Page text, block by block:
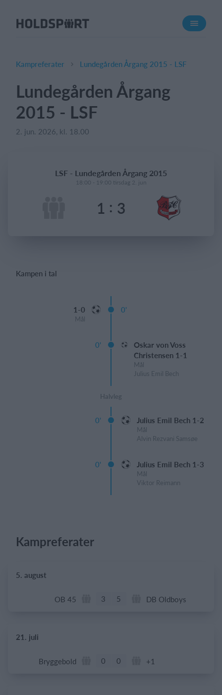
Om Holdsport
Presseomtale
Funktioner
Kalender
Webshop
Kampreferater Lundegården Årgang 2015 - LSF
Lundegården Årgang
2015 - LSF
2. jun. 2026, kl. 18.00
LSF - Lundegården Årgang 2015
18:00 - 19:00 tirsdag 2. jun
1 : 3
Kampen i tal
1-0
Mål
0'
0'
Oskar von Voss
Christensen 1-1
Mål
Julius Emil Bech
Halvleg
0' Julius Emil Bech 1-2
Mål
Alvin Rezvani Samsøe
0' Julius Emil Bech 1-3
Mål
Viktor Reimann
Kampreferater
5. august
OB 45 3 5 DB Oldboys
21. juli
Bryggebold 0 0 +1